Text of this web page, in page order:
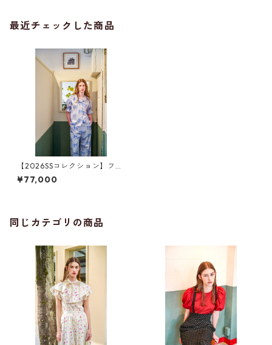
最近チェックした商品
【2026SSコレクション】フリ
ル半袖ブラウス ブルーリー
ブス柄
¥77,000
同じカテゴリの商品